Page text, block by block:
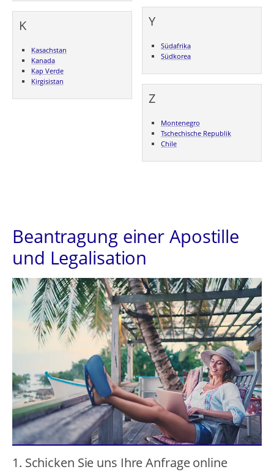
K
Kasachstan
Kanada
Kap Verde
Kirgisistan
Y
Südafrika
Südkorea
Z
Montenegro
Tschechische Republik
Chile
Beantragung einer Apostille
und Legalisation
1. Schicken Sie uns Ihre Anfrage online